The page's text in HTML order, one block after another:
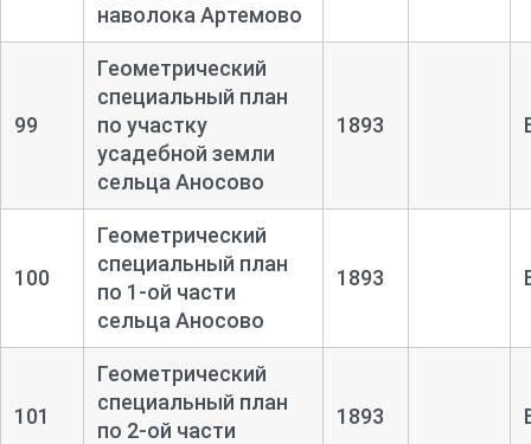
наволока Артемово
99
Геометрический
специальный план
по участку
усадебной земли
сельца Аносово
1893
100
Геометрический
специальный план
по 1-ой части
сельца Аносово
1893
101
Геометрический
специальный план
по 2-ой части
1893